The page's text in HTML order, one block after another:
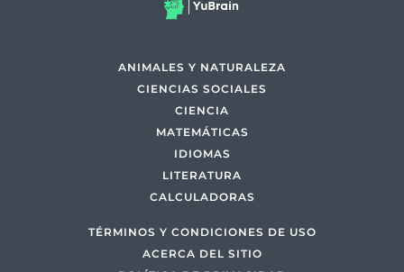
ANIMALES Y NATURALEZA
CIENCIAS SOCIALES
CIENCIA
MATEMÁTICAS
IDIOMAS
LITERATURA
CALCULADORAS
TÉRMINOS Y CONDICIONES DE USO
ACERCA DEL SITIO